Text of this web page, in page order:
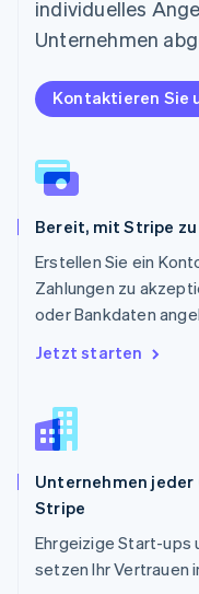
individuelles
Unternehmen
Kontaktieren Sie
Bereit, mit Stripe
Erstellen Sie ein
Zahlungen zu
oder Bankdaten
Jetzt starten
Unternehmen
Stripe
Ehrgeizige Start-ups
setzen Ihr Vertrauen
Deutsch English
Polen
Portugal
PortuguêsEnglish
Rumänien
Schweden
Svenska
Deutsch Français
Singapur
Slowakei
English
Slowenien
China
English
EspañolEnglish
Thailand
Tschechische
English